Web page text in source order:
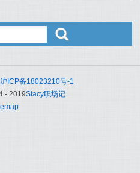
ő
沪ICP备18023210号-1
- 2019Stacy职场记